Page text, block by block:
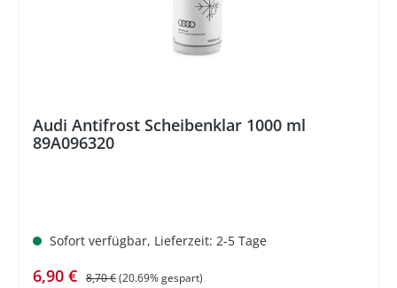
Audi Antifrost Scheibenklar 1000 ml
89A096320
Sofort verfügbar, Lieferzeit: 2-5 Tage
Verkaufspreis:
6,90 € Regulärer Preis:
8,70 €(20.69% gespart)